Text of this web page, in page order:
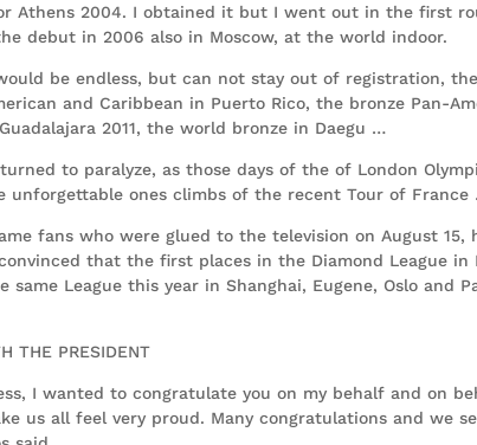
Athens 2004. I obtained it but I went out in the first
debut in 2006 also in Moscow, at the world indoor.
be endless, but can not stay out of registration,
and Caribbean in Puerto Rico, the bronze Pan-
2011, the world bronze in Daegu …
to paralyze, as those days of the of London
unforgettable ones climbs of the recent Tour of France
fans who were glued to the television on August
that the first places in the Diamond League in
same League this year in Shanghai, Eugene, Oslo and
THE PRESIDENT
I wanted to congratulate you on my behalf and on
us all feel very proud. Many congratulations and we